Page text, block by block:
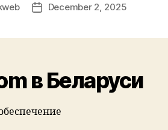
December 2, 2025
в Беларуси